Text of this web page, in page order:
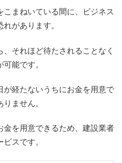
まねいている間に、ビジネス
があります。
それほど待たされることなく
能です。
が経たないうちにお金を用意で
ません。
金を用意できるため、建設業者
スです。